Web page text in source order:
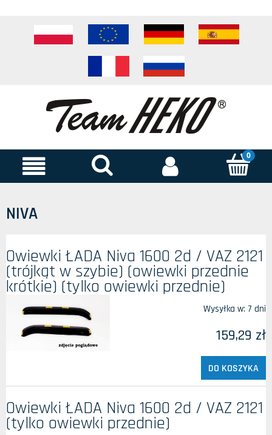
NIVA
Owiewki ŁADA Niva 1600 2d / VAZ 2121
(trójkąt w szybie) (owiewki przednie
krótkie) (tylko owiewki przednie)
Wysyłka w: 7 dni
159,29 zł
DO KOSZYKA
Owiewki ŁADA Niva 1600 2d / VAZ 2121
(tylko owiewki przednie)